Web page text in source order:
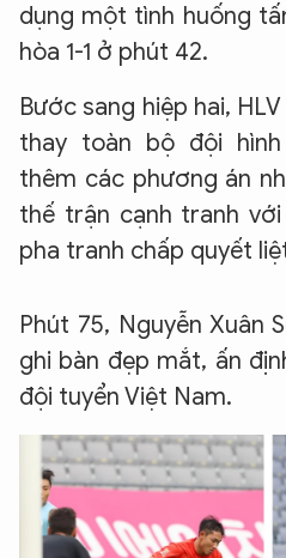
dụng một tình huống
hòa 1-1 ở phút 42.
Bước sang hiệp hai,
thay toàn bộ đội
thêm các phương án
thế trận cạnh tranh
pha tranh chấp quyết
Phút 75, Nguyễn Xuân
ghi bàn đẹp mắt, ấn
đội tuyển Việt Nam.